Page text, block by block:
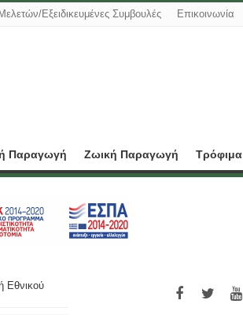
Εξειδικευμένες Συμβουλές Επικοινωνία
Παραγωγή Ζωική Παραγωγή Τρόφιμα
Εθνικού